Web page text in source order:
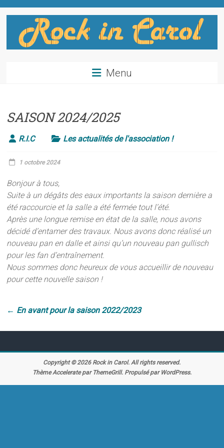
content
Salle
d'escalade
à
Enveitg
Menu
SAISON 2024/2025
R.I.C Les actualités de l'association !
1 octobre 2024
Bonjour à tous,
Suite à un dégâts des eaux importants la saison dernière a
été raccourcie et la salle a été fermée tout l’été.
Après une longue remise en état de la salle, nous avons
décidé d’entamer des travaux. Nous avons donc réalisé un
nouveau pan en dalle et ainsi qu’un nouveau pan gullisch
pour les fan d’entraînement.
Nous sommes donc heureux de vous accueillir de nouveau
pour cette nouvelle saison !
← En avant pour la saison 2022/2023
Copyright © 2026 Rock in Carol. All rights reserved.
ThèmeAcceleratepar ThemeGrill. Propulsé par WordPress.